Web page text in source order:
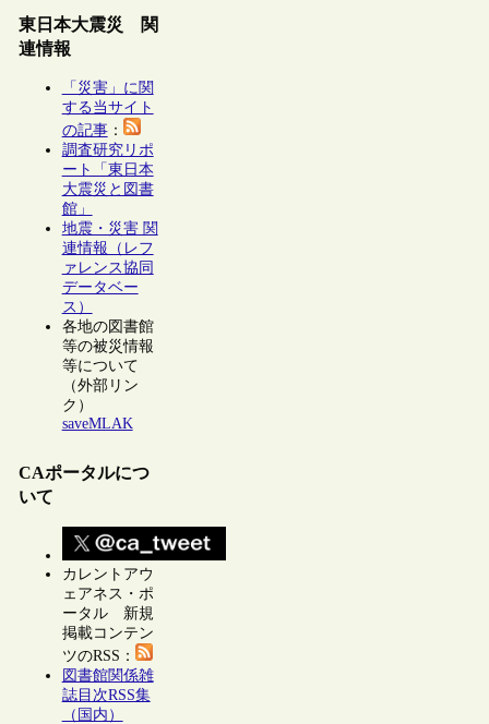
東日本大震災 関
連情報
「災害」に関
する当サイト
の記事：
調査研究リポ
ート「東日本
大震災と図書
館」
地震・災害 関
連情報（レフ
ァレンス協同
データベー
ス）
各地の図書館
等の被災情報
等について
（外部リン
ク）
saveMLAK
CAポータルにつ
いて
カレントアウ
ェアネス・ポ
ータル 新規
掲載コンテン
ツのRSS：
図書館関係雑
誌目次RSS集
（国内）